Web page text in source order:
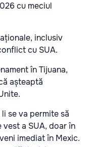
cu meciul
inclusiv
cu SUA.
în Tijuana,
așteaptă
se va permite să
a SUA, doar în
imediat în Mexic.